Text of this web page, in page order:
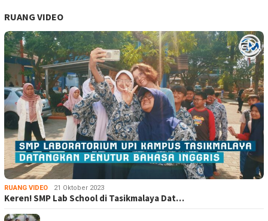
RUANG VIDEO
RUANG VIDEO 21 Oktober 2023
Keren! SMP Lab School di Tasikmalaya Dat…